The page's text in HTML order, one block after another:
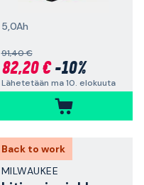
5,0Ah
91,40 €
82,20 €-10%
Lähetetään ma 10. elokuuta
Back to work
MILWAUKEE